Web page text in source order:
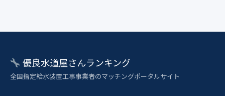
優良水道屋さんランキング
全国指定給水装置工事事業者のマッチングポータルサイト